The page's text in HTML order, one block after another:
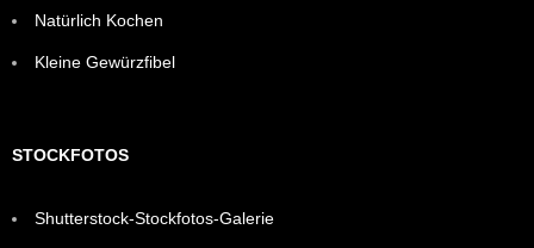
Natürlich Kochen
Kleine Gewürzfibel
STOCKFOTOS
Shutterstock-Stockfotos-Galerie